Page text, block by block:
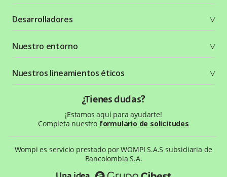
Planes y tarifas
Crea tu cuenta
Seguridad
Términos y condiciones
Política de privacidad
Desarrolladores
Recursos gráficos
Status Page
Nuestro entorno
¿Qué es Wompi?
Wiki Wompi
Preguntas frecuentes
Nuestros lineamientos éticos
¿Tienes dudas?
¡Estamos aquí para ayudarte!
Completa nuestro formulario de solicitudes
Wompi es servicio prestado por WOMPI S.A.S subsidiaria de
Bancolombia S.A.